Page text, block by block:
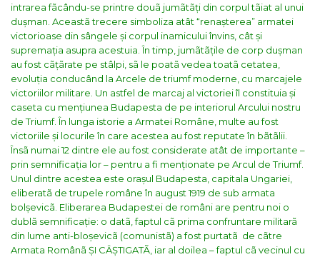
intrarea fãcându-se printre douã jumãtãți din corpul tãiat al unui
dușman. Aceastã trecere simboliza atât “renașterea” armatei
victorioase din sângele și corpul inamicului învins, cât și
supremația asupra acestuia. În timp, jumãtãțile de corp dușman
au fost cãțãrate pe stâlpi, sã le poatã vedea toatã cetatea,
evoluția conducând la Arcele de triumf moderne, cu marcajele
victoriilor militare. Un astfel de marcaj al victoriei îl constituia și
caseta cu mențiunea Budapesta de pe interiorul Arcului nostru
de Triumf. În lunga istorie a Armatei Române, multe au fost
victoriile și locurile în care acestea au fost reputate în bãtãlii.
Însã numai 12 dintre ele au fost considerate atât de importante –
prin semnificația lor – pentru a fi menționate pe Arcul de Triumf.
Unul dintre acestea este orașul Budapesta, capitala Ungariei,
eliberatã de trupele române în august 1919 de sub armata
bolșevicã. Eliberarea Budapestei de români are pentru noi o
dublã semnificație: o datã, faptul cã prima confruntare militarã
din lume anti-bloșevicã (comunistã) a fost purtatã de cãtre
Armata Românã ȘI CÂȘTIGATÃ, iar al doilea – faptul cã vecinul cu